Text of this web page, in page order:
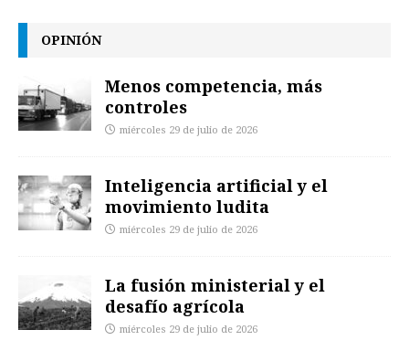
OPINIÓN
Menos competencia, más
controles
miércoles 29 de julio de 2026
Inteligencia artificial y el
movimiento ludita
miércoles 29 de julio de 2026
La fusión ministerial y el
desafío agrícola
miércoles 29 de julio de 2026